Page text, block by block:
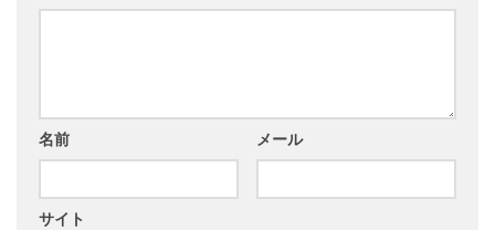
名前 メール
サイト